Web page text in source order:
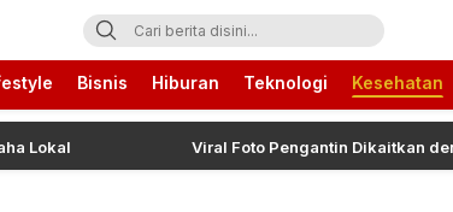
Ini Bisnis Hiburan Teknologi Kesehatan
Viral Foto Pengantin Dikaitkan